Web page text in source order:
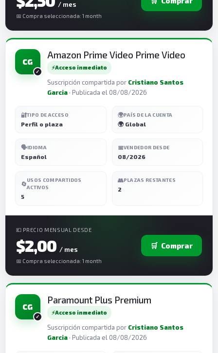
/ mes
📅 Compra seleccionada: 1 month
CG
Amazon Prime Video Prime Video
⚡Acceso inmediato
Suscripción compartida por Cristiano Santos
Garcia · Publicada el 08/08/2026
🔐TIPO DE ACCESO
Perfil o plaza
🌍PAÍS DE LA CUENTA
🌍 Global
🗣️IDIOMA
Español
📅VENDEDOR DESDE
08/2026
🔄
USOS COMPARTIDOS
ACTIVOS
5
👥PLAZAS RESTANTES
2
💶 PRECIO MENSUAL DESDE
$2,00 / mes
📅 Compra seleccionada: 1 month
🛒 Comprar
CG
Paramount Plus Premium
⚡Acceso inmediato
Suscripción compartida por Cristiano Santos
Garcia · Publicada el 08/08/2026